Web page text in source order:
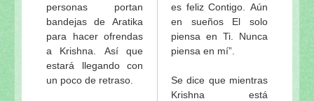
personas portan
bandejas de Aratika
para hacer ofrendas
a Krishna. Así que
estará llegando con
un poco de retraso.
es feliz Contigo. Aún
en sueños El solo
piensa en Ti. Nunca
piensa en mí”.
Se dice que mientras
Krishna está